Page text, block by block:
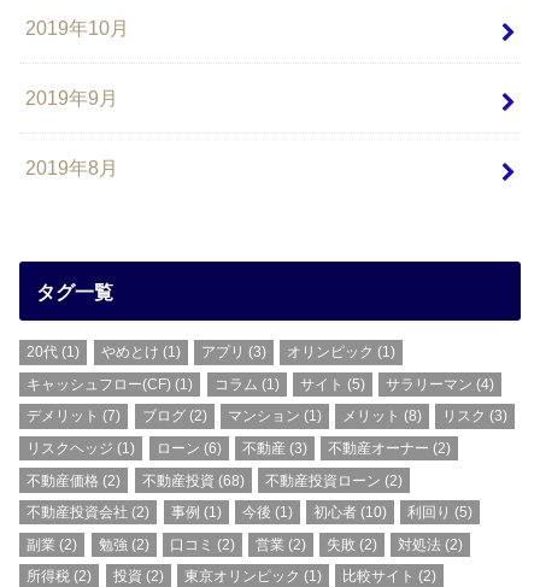
2019年10月
2019年9月
2019年8月
タグ一覧
20代 (1) やめとけ (1) アプリ (3) オリンピック (1)
キャッシュフロー(CF) (1) コラム (1) サイト (5) サラリーマン (4)
デメリット (7) ブログ(2) マンション (1) メリット (8) リスク (3)
リスクヘッジ (1) ローン (6) 不動産(3) 不動産オーナー (2)
不動産価格 (2) 不動産投資 (68) 不動産投資ローン (2)
不動産投資会社 (2) 事例 (1) 今後 (1) 初心者 (10) 利回り (5)
副業 (2) 勉強 (2) 口コミ (2) 営業 (2) 失敗 (2) 対処法 (2)
所得税 (2) 投資 (2) 東京オリンピック (1) 比較サイト (2)